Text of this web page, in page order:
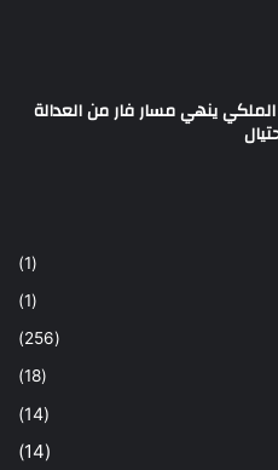
ينهي مسار فار من العدالة
(1)
(1)
(256)
(18)
(14)
(14)